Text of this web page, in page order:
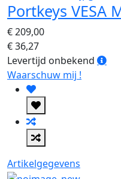
Portkeys
€ 209,00
€ 36,27
Levertijd onbekend
Waarschuw mij !
Artikelgegevens